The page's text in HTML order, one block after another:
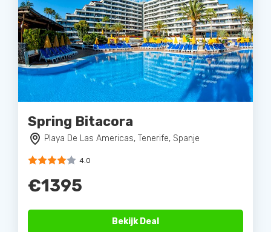
Spring Bitacora
Playa De Las Americas, Tenerife, Spanje
4.0
€1395
Bekijk Deal